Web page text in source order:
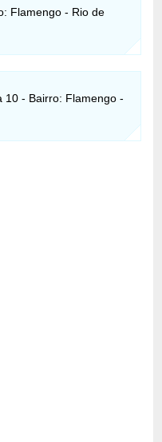
Flamengo - Rio de
10 - Bairro: Flamengo -